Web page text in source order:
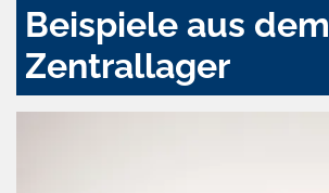
Beispiele aus dem
Zentrallager